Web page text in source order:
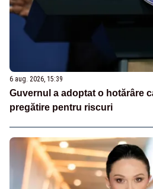
6 aug. 2026, 15:39
Guvernul a adoptat o hotărâre
pregătire pentru riscuri